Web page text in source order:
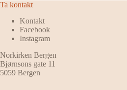
Ta kontakt
Kontakt
Facebook
Instagram
Norkirken Bergen
Bjørnsons gate 11
5059 Bergen